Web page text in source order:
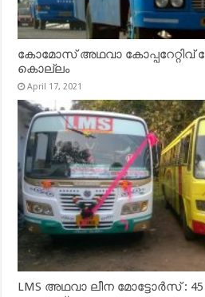
കോമോസ് അഥവാ കോപ്പറേറ്റിവ്
കൊല്ലം
April 17, 2021
LMS അഥവാ ലീന മോട്ടോർസ് :